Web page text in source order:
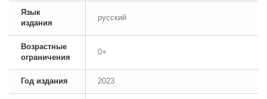
Язык
издания
русский
Возрастные
ограничения
0+
Год издания 2023